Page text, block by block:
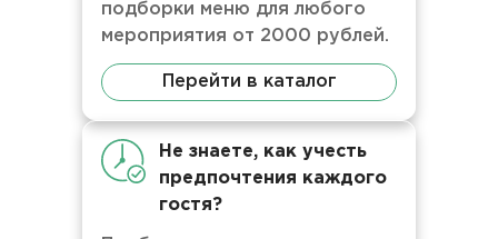
подборки меню для любого
мероприятия от 2000 рублей.
Перейти в каталог
Не знаете, как учесть
предпочтения каждого
гостя?